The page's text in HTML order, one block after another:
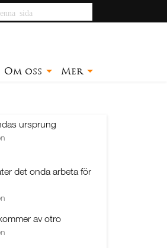
sida
Om oss Mer
ursprung
det onda arbeta för
av otro